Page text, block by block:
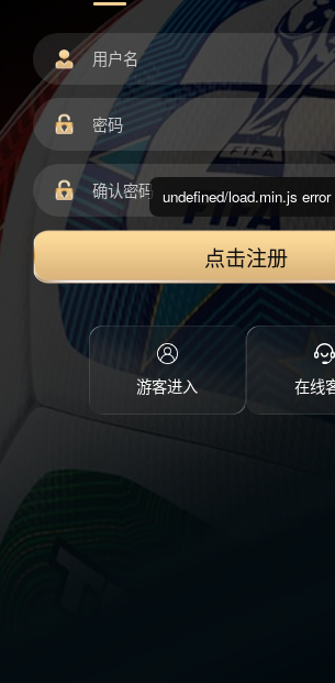
点击注册
游客进入 在线
undefined/load.min.js error